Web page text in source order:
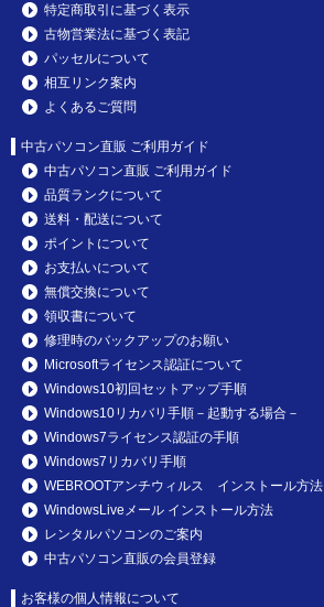
特定商取引に基づく表示
古物営業法に基づく表記
パッセルについて
相互リンク案内
よくあるご質問
中古パソコン直販 ご利用ガイド
中古パソコン直販 ご利用ガイド
品質ランクについて
送料・配送について
ポイントについて
お支払いについて
無償交換について
領収書について
修理時のバックアップのお願い
Microsoftライセンス認証について
Windows10初回セットアップ手順
Windows10リカバリ手順－起動する場合－
Windows7ライセンス認証の手順
Windows7リカバリ手順
WEBROOTアンチウィルス インストール方法
WindowsLiveメール インストール方法
レンタルパソコンのご案内
中古パソコン直販の会員登録
お客様の個人情報について